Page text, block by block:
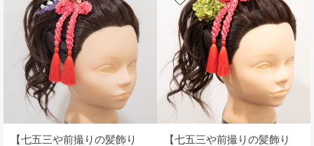
【七五三や前撮りの髪飾り
【七五三や前撮りの髪飾り